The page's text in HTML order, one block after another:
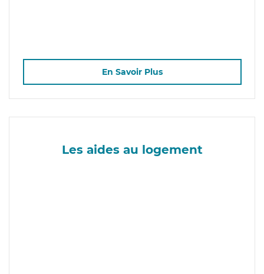
En Savoir Plus
Les aides au logement